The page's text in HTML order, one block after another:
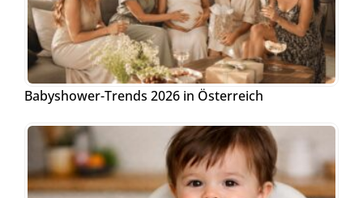
Babyshower-Trends 2026 in Österreich